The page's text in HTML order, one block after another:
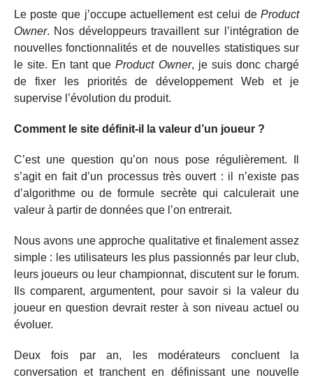
Le poste que j’occupe actuellement est celui deProduct
Owner. Nos développeurs travaillent sur l’intégration de
nouvelles fonctionnalités et de nouvelles statistiques sur
le site. En tant queProduct Owner, je suis donc chargé
de fixer les priorités de développement Web et je
supervise l’évolution du produit.
Comment le site définit-il la valeur d’un joueur ?
C’est une question qu’on nous pose régulièrement. Il
s’agit en fait d’un processus très ouvert : il n’existe pas
d’algorithme ou de formule secrète qui calculerait une
valeur à partir de données que l’on entrerait.
Nous avons une approche qualitative et finalement assez
simple : les utilisateurs les plus passionnés par leur club,
leurs joueurs ou leur championnat, discutent sur le forum.
Ils comparent, argumentent, pour savoir si la valeur du
joueur en question devrait rester à son niveau actuel ou
évoluer.
Deux fois par an, les modérateurs concluent la
conversation et tranchent en définissant une nouvelle